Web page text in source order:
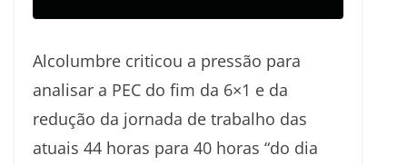
Alcolumbre criticou a pressão para
analisar a PEC do fim da 6×1 e da
redução da jornada de trabalho das
atuais 44 horas para 40 horas “do dia